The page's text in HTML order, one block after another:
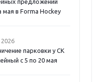
предложений
мая в Forma Hockey
парковки у СК
с 5 по 20 мая